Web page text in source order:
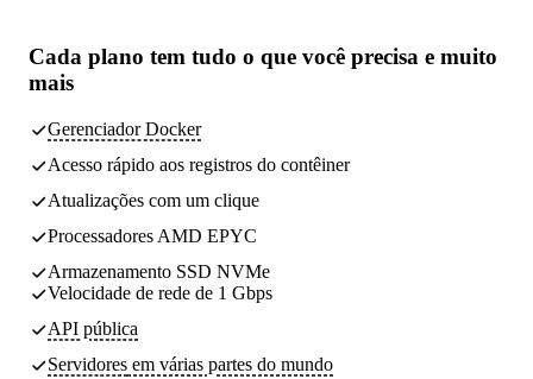
Cada plano tem tudo o que você precisa e muito
mais
Gerenciador Docker
Acesso rápido aos registros do contêiner
Atualizações com um clique
Processadores AMD EPYC
Armazenamento SSD NVMe
Velocidade de rede de 1 Gbps
API pública
Servidores em várias partes do mundo